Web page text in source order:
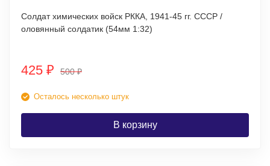
Солдат химических войск РККА, 1941-45 гг. СССР /
оловянный солдатик (54мм 1:32)
425 ₽ 500₽
Осталось несколько штук
В корзину